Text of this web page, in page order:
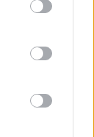
tags to
below Google